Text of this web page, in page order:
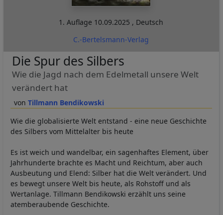
1. Auflage 10.09.2025 , Deutsch
C.-Bertelsmann-Verlag
Tillmann Bendikowski
Die Spur des Silbers
Wie die Jagd nach dem Edelmetall unsere Welt
verändert hat
Wie die globalisierte Welt entstand - eine neue Geschichte
des Silbers vom Mittelalter bis heute
Es ist weich und wandelbar, ein sagenhaftes Element, über
Jahrhunderte brachte es Macht und Reichtum, aber auch
Ausbeutung und Elend: Silber hat die Welt verändert. Und
es bewegt unsere Welt bis heute, als Rohstoff und als
Wertanlage. Tillmann Bendikowski erzählt uns seine
atemberaubende Geschichte.